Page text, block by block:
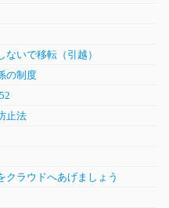
いで移転（引越）
の制度
止法
クラウドへあげましょう